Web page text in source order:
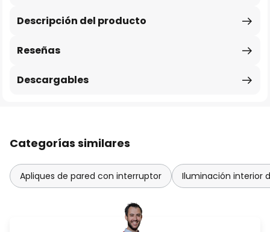
Descripción del producto
Reseñas
Descargables
Categorías similares
Apliques de pared con interruptor Iluminación interior